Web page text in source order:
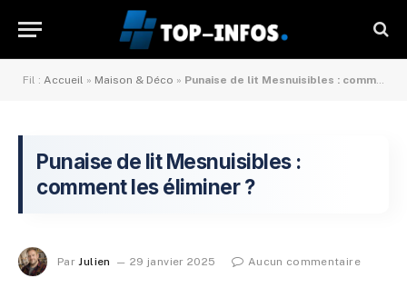
Fil : Accueil » Maison & Déco » Punaise de lit Mesnuisibles : comment les éliminer ?
Punaise de lit Mesnuisibles :
comment les éliminer ?
Par Julien 29 janvier 2025 Aucun commentaire